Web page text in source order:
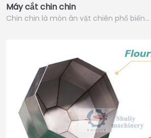
Máy cắt chin chin
Chin chin là món ăn vặt chiên phổ biến…